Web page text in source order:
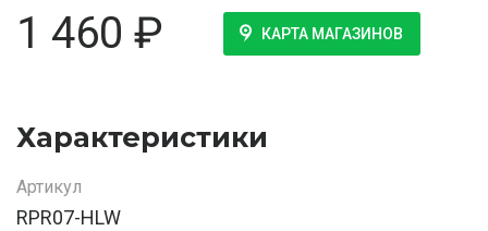
1 460 ₽ КАРТА МАГАЗИНОВ
Характеристики
Артикул
RPR07-HLW